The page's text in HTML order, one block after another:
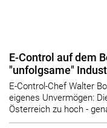
E-Control auf dem
"unfolgsame"
E-Control-Chef Walter
eigenes Unvermögen:
Österreich zu hoch -